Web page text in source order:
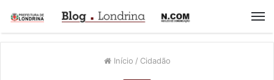
Início / Cidadão